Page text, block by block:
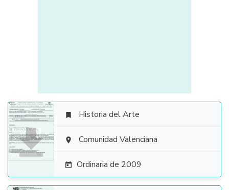

 Historia del Arte
 Comunidad Valenciana
 Ordinaria de 2009